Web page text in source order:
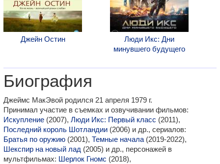
Джейн Остин
Люди Икс: Дни
минувшего будущего
Биография
Джеймс МакЭвой родился 21 апреля 1979 г.
Принимал участие в съемках и озвучивании фильмов:
Искупление (2007), Люди Икс: Первый класс (2011),
Последний король Шотландии (2006) и др., сериалов:
Братья по оружию (2001), Темные начала (2019-2022),
Шекспир на новый лад (2005) и др., персонажей в
мультфильмах: Шерлок Гномс (2018),